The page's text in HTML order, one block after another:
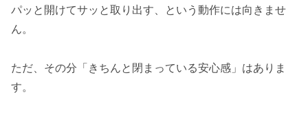
パッと開けてサッと取り出す、という動作には向きませ
ん。
ただ、その分「きちんと閉まっている安心感」はありま
す。